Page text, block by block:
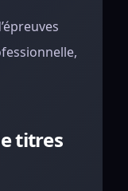
titres